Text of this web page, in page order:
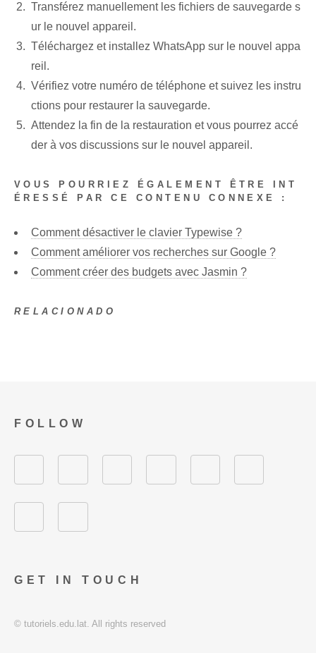
Transférez manuellement les fichiers de sauvegarde s
ur le nouvel appareil.
Téléchargez et installez WhatsApp‌ sur le nouvel appa
reil.
Vérifiez votre numéro de téléphone et suivez les instru
ctions pour restaurer la sauvegarde.
Attendez la fin de la restauration et vous pourrez accé
der à vos discussions sur le nouvel appareil.
VOUS POURRIEZ ÉGALEMENT ÊTRE INT
ÉRESSÉ PAR CE CONTENU CONNEXE :
Comment désactiver le clavier Typewise ?
Comment améliorer vos recherches sur Google ?
Comment créer des budgets avec Jasmin ?
RELACIONADO
GET IN TOUCH
FOLLOW
© tutoriels.edu.lat. All rights reserved